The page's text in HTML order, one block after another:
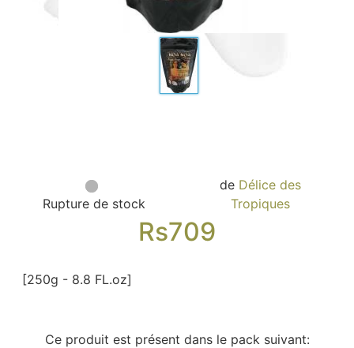
Sacs, Bijoux et Accessoires (33)
Retour et remboursement
Nous contacter
Rupture de stock
de Délice des
Tropiques
Rs709
[250g - 8.8 FL.oz]
Ce produit est présent dans le pack suivant: